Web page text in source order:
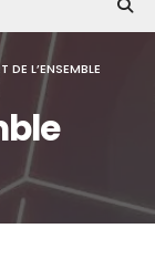
DE L’ENSEMBLE